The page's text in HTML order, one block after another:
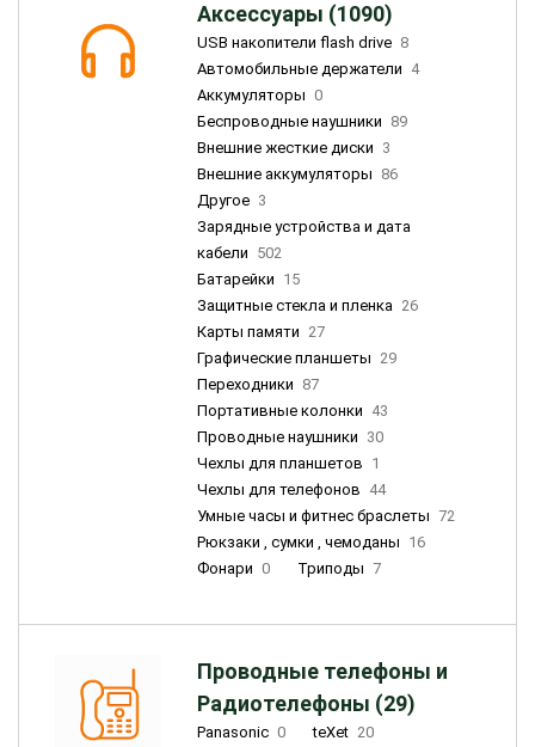
Аксессуары (1090)
USB накопители flash drive 8
Автомобильные держатели 4
Аккумуляторы 0
Беспроводные наушники 89
Внешние жесткие диски 3
Внешние аккумуляторы 86
Другое 3
Зарядные устройства и дата
кабели 502
Батарейки 15
Защитные стекла и пленка 26
Карты памяти 27
Графические планшеты 29
Переходники 87
Портативные колонки 43
Проводные наушники 30
Чехлы для планшетов 1
Чехлы для телефонов 44
Умные часы и фитнес браслеты 72
Рюкзаки , сумки , чемоданы 16
Фонари 0 Триподы 7
Проводные телефоны и
Радиотелефоны (29)
Panasonic 0 teXet 20